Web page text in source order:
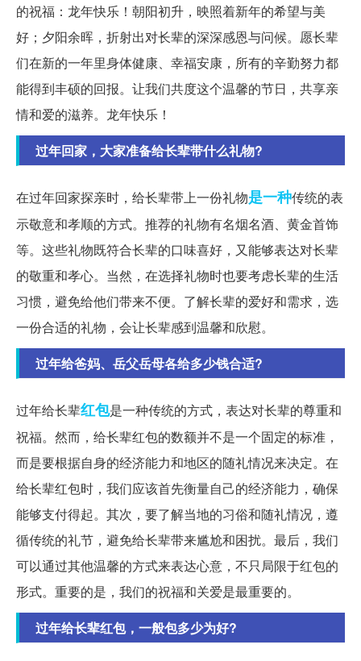
的祝福：龙年快乐！朝阳初升，映照着新年的希望与美
好；夕阳余晖，折射出对长辈的深深感恩与问候。愿长辈
们在新的一年里身体健康、幸福安康，所有的辛勤努力都
能得到丰硕的回报。让我们共度这个温馨的节日，共享亲
情和爱的滋养。龙年快乐！
过年回家，大家准备给长辈带什么礼物?
在过年回家探亲时，给长辈带上一份礼物是一种传统的表
示敬意和孝顺的方式。推荐的礼物有名烟名酒、黄金首饰
等。这些礼物既符合长辈的口味喜好，又能够表达对长辈
的敬重和孝心。当然，在选择礼物时也要考虑长辈的生活
习惯，避免给他们带来不便。了解长辈的爱好和需求，选
一份合适的礼物，会让长辈感到温馨和欣慰。
过年给爸妈、岳父岳母各给多少钱合适?
过年给长辈红包是一种传统的方式，表达对长辈的尊重和
祝福。然而，给长辈红包的数额并不是一个固定的标准，
而是要根据自身的经济能力和地区的随礼情况来决定。在
给长辈红包时，我们应该首先衡量自己的经济能力，确保
能够支付得起。其次，要了解当地的习俗和随礼情况，遵
循传统的礼节，避免给长辈带来尴尬和困扰。最后，我们
可以通过其他温馨的方式来表达心意，不只局限于红包的
形式。重要的是，我们的祝福和关爱是最重要的。
过年给长辈红包，一般包多少为好?